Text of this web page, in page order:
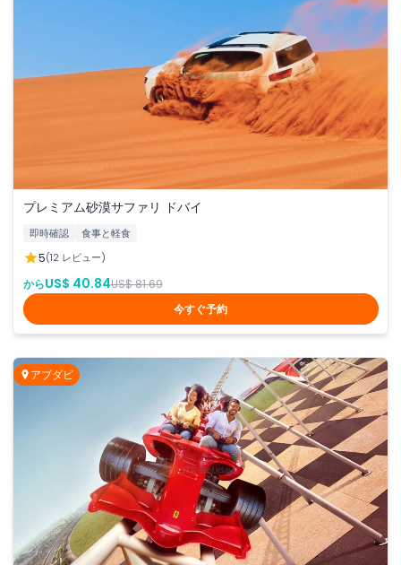
プレミアム砂漠サファリ ドバイ
即時確認 食事と軽食
5(12 レビュー)
からUS$ 40.84US$ 81.69
今すぐ予約
アブダビ